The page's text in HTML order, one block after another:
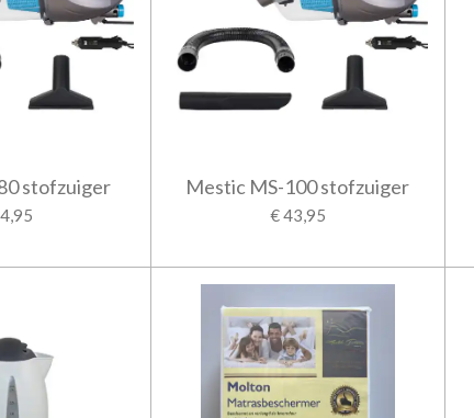
stofzuiger Mestic MS-100 stofzuiger
€ 43,95